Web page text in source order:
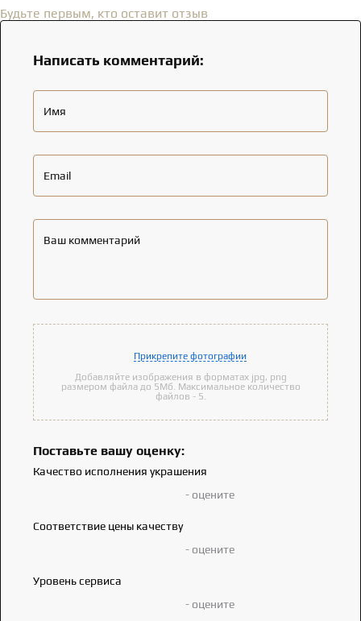
Будьте первым, кто оставит отзыв
Написать комментарий:
Имя
Email
Ваш комментарий
Прикрепите фотографии
Добавляйте изображения в форматах jpg, png
размером файла до 5Мб. Максимальное количество
файлов - 5.
Поставьте вашу оценку:
Качество исполнения украшения
- оцените
Соответствие цены качеству
- оцените
Уровень сервиса
- оцените